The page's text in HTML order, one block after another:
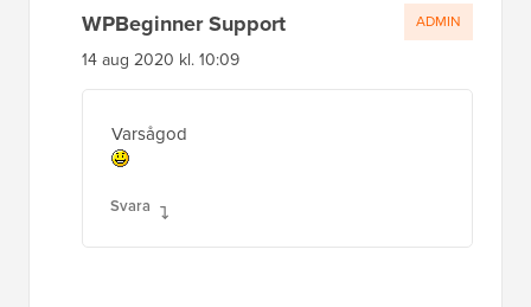
WPBeginner Support
14 aug 2020 kl. 10:09
Varsågod
Svara
ADMIN